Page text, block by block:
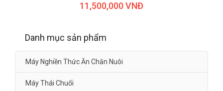
11,500,000 VNĐ
Danh mục sản phẩm
Máy Nghiền Thức Ăn Chăn Nuôi
Máy Thái Chuối